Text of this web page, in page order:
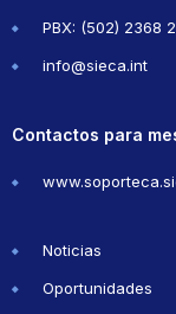
PBX: (502) 2368
info@sieca.int
Contactos para
Noticias
Oportunidades